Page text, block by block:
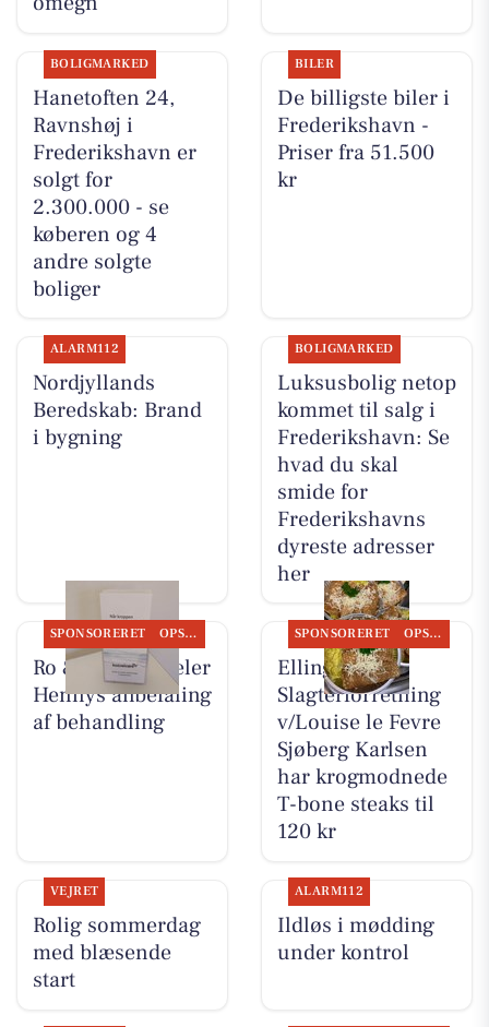
BOLIGMARKED
Hanetoften 24,
Ravnshøj i
Frederikshavn er
solgt for
2.300.000 - se
køberen og 4
andre solgte
boliger
BILER
De billigste biler i
Frederikshavn -
Priser fra 51.500
kr
ALARM112
Nordjyllands
Beredskab: Brand
i bygning
BOLIGMARKED
Luksusbolig netop
kommet til salg i
Frederikshavn: Se
hvad du skal
smide for
Frederikshavns
dyreste adresser
her
SPONSORERET OPSLAGSTAVLEN
Ro & velvære deler
Hennys anbefaling
af behandling
SPONSORERET OPSLAGSTAVLEN
Elling
Slagterforretning
v/Louise le Fevre
Sjøberg Karlsen
har krogmodnede
T-bone steaks til
120 kr
VEJRET
Rolig sommerdag
med blæsende
start
ALARM112
Ildløs i mødding
under kontrol